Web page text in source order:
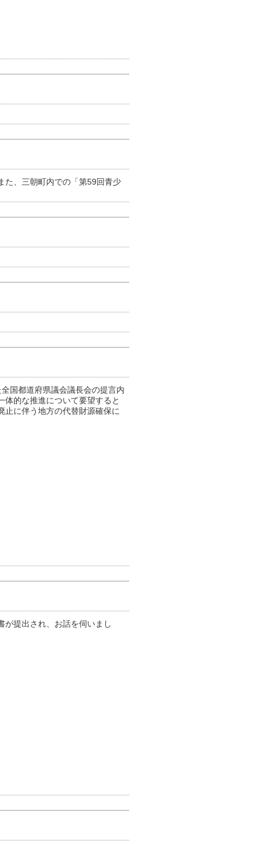
た、三朝町内での「第59回青少
国都道府県議会議長会の提言内
的な推進について要望すると
止に伴う地方の代替財源確保に
が提出され、お話を伺いまし